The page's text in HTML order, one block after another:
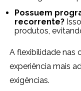
Possuem programas de fornecimento
recorrente?
produtos,
A flexibilidade nas
experiência mais
exigências.